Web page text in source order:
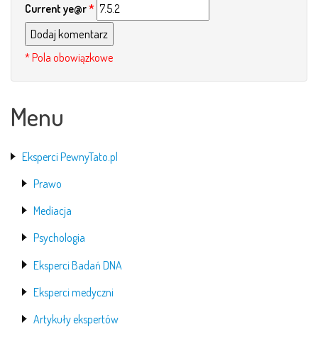
Current ye@r*
Menu
Eksperci PewnyTato.pl
Prawo
Mediacja
Psychologia
Eksperci Badań DNA
Eksperci medyczni
Artykuły ekspertów